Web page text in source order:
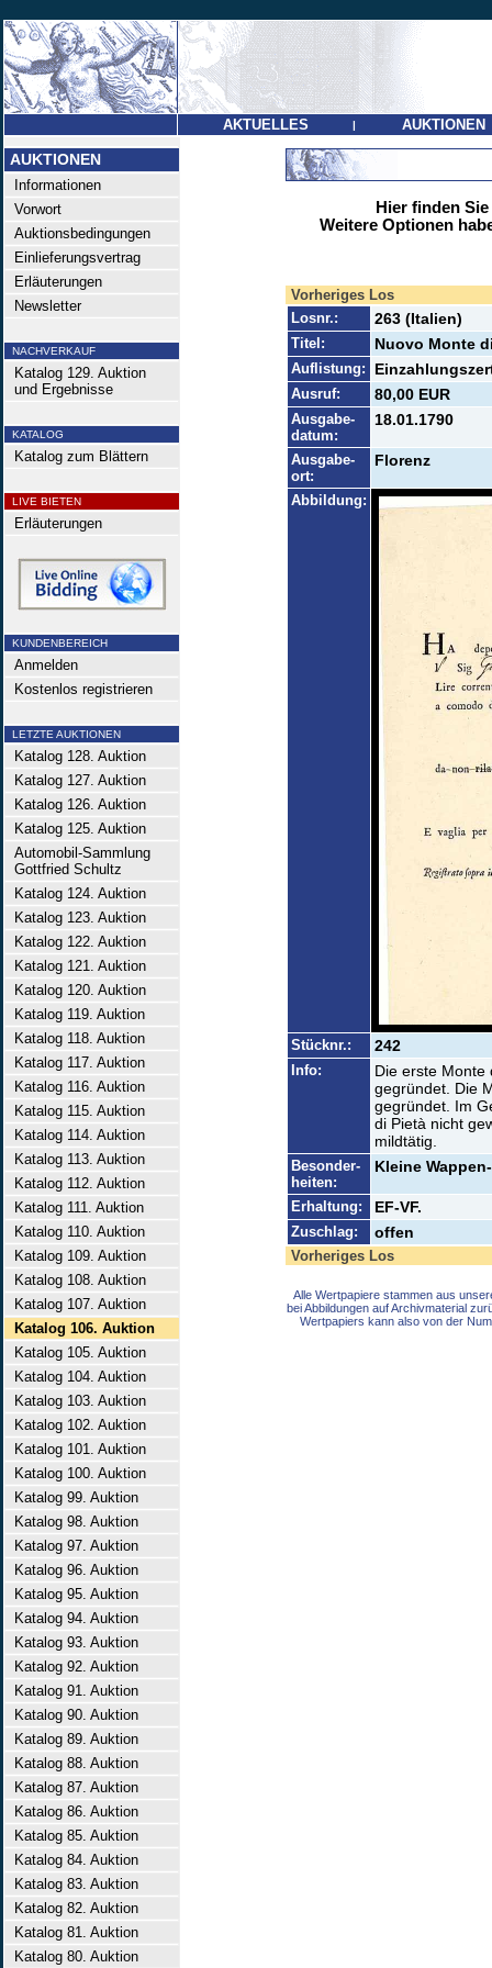
AKTUELLES | AUKTIONEN
AUKTIONEN
Informationen
Vorwort
Auktionsbedingungen
Einlieferungsvertrag
Erläuterungen
Newsletter
NACHVERKAUF
Katalog 129. Auktion
und Ergebnisse
KATALOG
Katalog zum Blättern
LIVE BIETEN
Erläuterungen
KUNDENBEREICH
Anmelden
Kostenlos registrieren
LETZTE AUKTIONEN
Katalog 128. Auktion
Katalog 127. Auktion
Katalog 126. Auktion
Katalog 125. Auktion
Automobil-Sammlung
Gottfried Schultz
Katalog 124. Auktion
Katalog 123. Auktion
Katalog 122. Auktion
Katalog 121. Auktion
Katalog 120. Auktion
Katalog 119. Auktion
Katalog 118. Auktion
Katalog 117. Auktion
Katalog 116. Auktion
Katalog 115. Auktion
Katalog 114. Auktion
Katalog 113. Auktion
Katalog 112. Auktion
Katalog 111. Auktion
Katalog 110. Auktion
Katalog 109. Auktion
Katalog 108. Auktion
Katalog 107. Auktion
Katalog 106. Auktion
Katalog 105. Auktion
Katalog 104. Auktion
Katalog 103. Auktion
Katalog 102. Auktion
Katalog 101. Auktion
Katalog 100. Auktion
Katalog 99. Auktion
Katalog 98. Auktion
Katalog 97. Auktion
Katalog 96. Auktion
Katalog 95. Auktion
Katalog 94. Auktion
Katalog 93. Auktion
Katalog 92. Auktion
Katalog 91. Auktion
Katalog 90. Auktion
Katalog 89. Auktion
Katalog 88. Auktion
Katalog 87. Auktion
Katalog 86. Auktion
Katalog 85. Auktion
Katalog 84. Auktion
Katalog 83. Auktion
Katalog 82. Auktion
Katalog 81. Auktion
Katalog 80. Auktion
Hier finden
Weitere Optionen
Vorheriges Los
Losnr.:
263 (Italien)
Titel: Nuovo Monte
Auflistung:
Ausruf: 80,00 EUR
Ausgabe-
datum:
18.01.1790
Ausgabe-
ort:
Florenz
Abbildung:
Stücknr.: 242
Info:
Die erste Monte
gegründet. Die
gegründet. Im
di Pietà nicht
mildtätig.
Besonder-
heiten:
Kleine
Erhaltung: EF-VF.
Zuschlag: offen
Vorheriges Los
Alle Wertpapiere stammen aus
bei Abbildungen auf Archivmaterial
Wertpapiers kann also von der